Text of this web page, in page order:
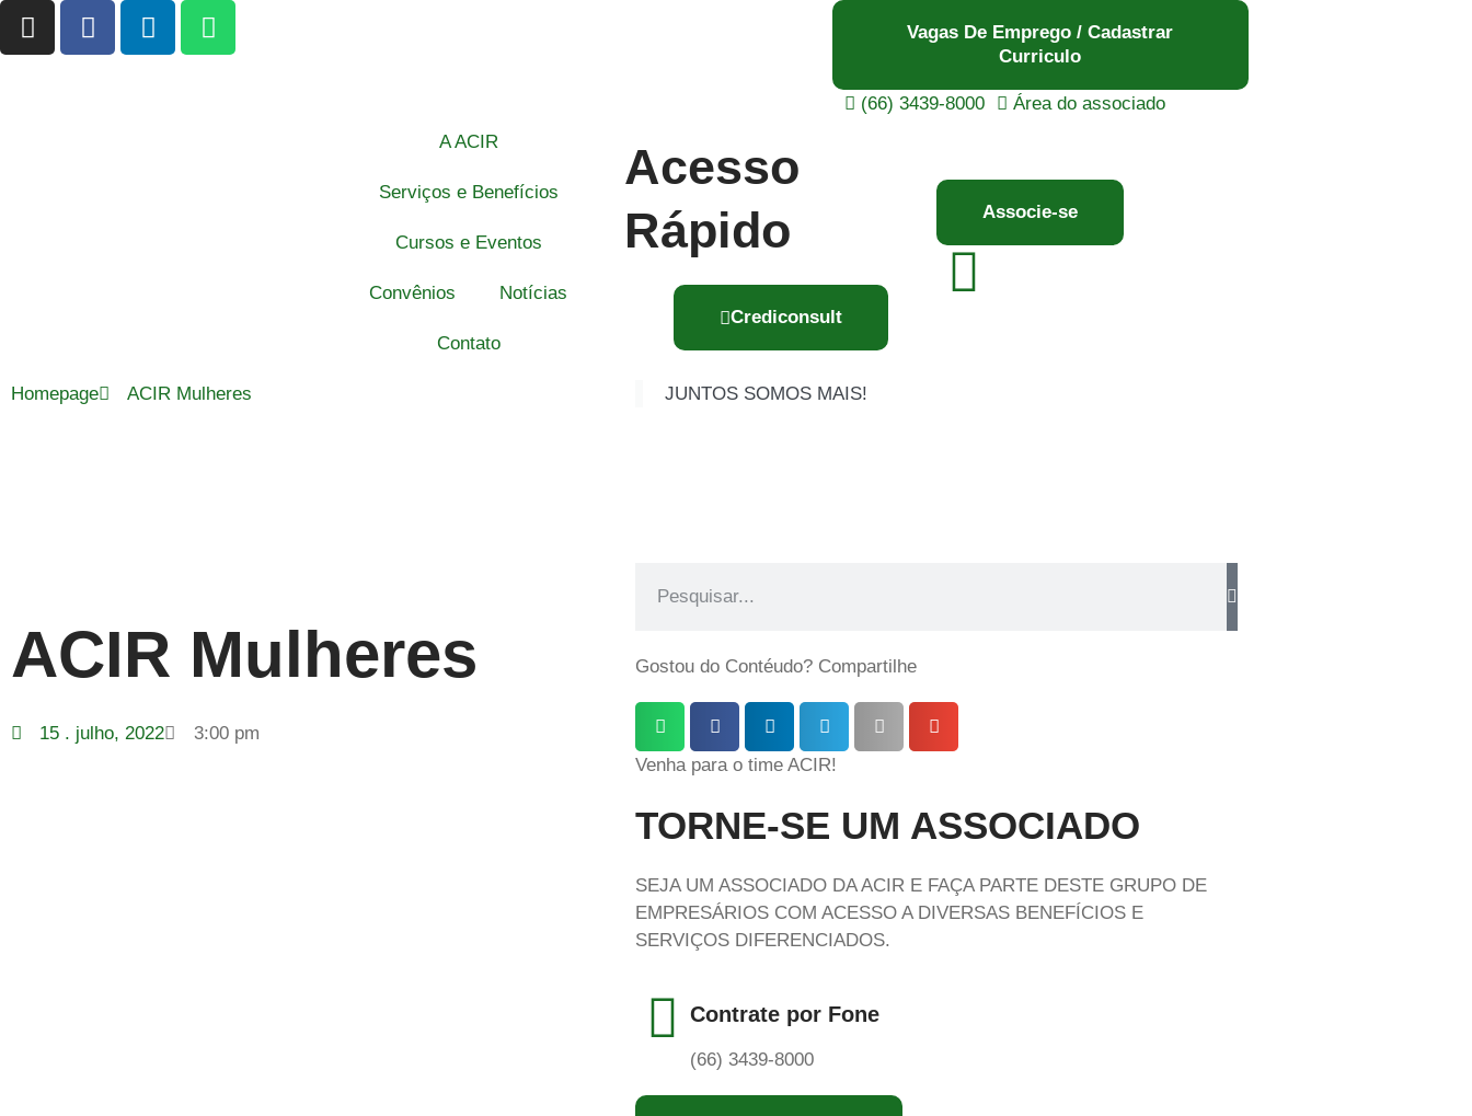
Vagas De Emprego / Cadastrar
Curriculo
(66) 3439-8000
Área do associado
A ACIR
Serviços e Benefícios
Cursos e Eventos
Convênios Notícias
Contato
Acesso
Rápido
Crediconsult
Associe-se
Homepage ACIR Mulheres JUNTOS SOMOS MAIS!
ACIR Mulheres
15 . julho, 2022 3:00 pm
Gostou do Contéudo? Compartilhe
Venha para o time ACIR!
TORNE-SE UM ASSOCIADO
SEJA UM ASSOCIADO DA ACIR E FAÇA PARTE DESTE GRUPO DE
EMPRESÁRIOS COM ACESSO A DIVERSAS BENEFÍCIOS E
SERVIÇOS DIFERENCIADOS.
Contrate por Fone
(66) 3439-8000